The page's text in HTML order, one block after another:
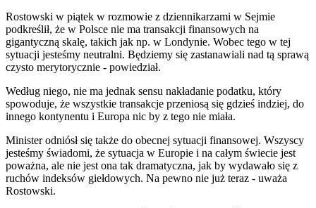
Rostowski w piątek w rozmowie z dziennikarzami w Sejmie
podkreślił, że w Polsce nie ma transakcji finansowych na
gigantyczną skalę, takich jak np. w Londynie. Wobec tego w tej
sytuacji jesteśmy neutralni. Będziemy się zastanawiali nad tą sprawą
czysto merytorycznie - powiedział.
Według niego, nie ma jednak sensu nakładanie podatku, który
spowoduje, że wszystkie transakcje przeniosą się gdzieś indziej, do
innego kontynentu i Europa nic by z tego nie miała.
Minister odniósł się także do obecnej sytuacji finansowej. Wszyscy
jesteśmy świadomi, że sytuacja w Europie i na całym świecie jest
poważna, ale nie jest ona tak dramatyczna, jak by wydawało się z
ruchów indeksów giełdowych. Na pewno nie już teraz - uważa
Rostowski.